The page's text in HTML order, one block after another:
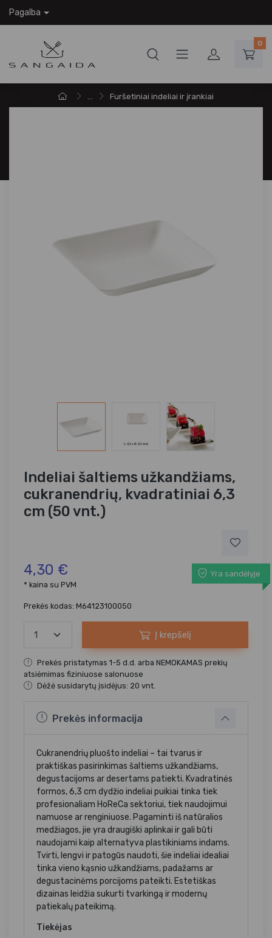
Pagalba
0
... Furšetiniai indeliai ir įrankiai
Indeliai šaltiems užkandžiams,
cukranendrių, kvadratiniai 6,3
cm (50 vnt.)
4,30 €
Yra sandėlyje
* kaina su PVM
Prekės kodas: M64123100050
Į krepšelį
Prekės pristatymas 1-5 d.d. arba NEMOKAMAS prekių
atsiėmimas fiziniuose salonuose
Dėžė susidarytų įsidėjus: 20 vnt.
Prekės informacija
Cukranendrių pluošto indeliai – tai tvarus ir
praktiškas pasirinkimas šaltiems užkandžiams,
degustacijoms ar desertams patiekti. Kvadratinės
formos, 6,3 cm dydžio indeliai puikiai tinka tiek
profesionaliam HoReCa sektoriui, tiek naudojimui
namuose ar renginiuose. Pagaminti iš natūralios
medžiagos, jie yra draugiški aplinkai ir gali būti
naudojami kaip alternatyva plastikiniams indams.
Tvirti, lengvi ir patogūs naudoti, šie indeliai idealiai
tinka vieno kąsnio užkandžiams, padažams ar
degustacinėms porcijoms pateikti. Estetiškas
dizainas leidžia sukurti tvarkingą ir modernų
patiekalų pateikimą.
Tiekėjas